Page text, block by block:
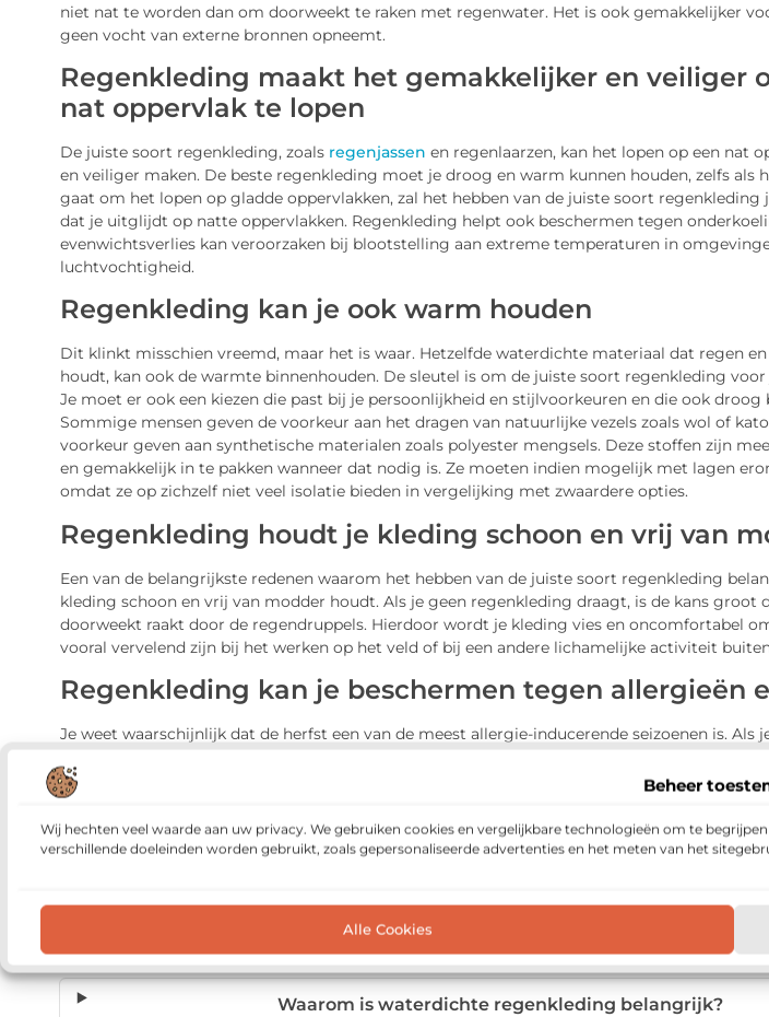
Beheer
Wij hechten veel waarde aan uw privacy. We gebruiken cookies en vergelijkbare technologieën om te
verschillende doeleinden worden gebruikt, zoals gepersonaliseerde advertenties en het meten van het
Alle Cookies
niet nat te worden dan om doorweekt te raken met regenwater. Het is ook gemakkelijker
geen vocht van externe bronnen opneemt.
Regenkleding maakt het gemakkelijker en veiliger
nat oppervlak te lopen
De juiste soort regenkleding, zoalsregenjassen en regenlaarzen, kan het lopen op een nat
en veiliger maken. De beste regenkleding moet je droog en warm kunnen houden, zelfs als
gaat om het lopen op gladde oppervlakken, zal het hebben van de juiste soort regenkleding
dat je uitglijdt op natte oppervlakken. Regenkleding helpt ook beschermen tegen
evenwichtsverlies kan veroorzaken bij blootstelling aan extreme temperaturen in
luchtvochtigheid.
Regenkleding kan je ook warm houden
Dit klinkt misschien vreemd, maar het is waar. Hetzelfde waterdichte materiaal dat regen
houdt, kan ook de warmte binnenhouden. De sleutel is om de juiste soort regenkleding voor
Je moet er ook een kiezen die past bij je persoonlijkheid en stijlvoorkeuren en die ook
Sommige mensen geven de voorkeur aan het dragen van natuurlijke vezels zoals wol of
voorkeur geven aan synthetische materialen zoals polyester mengsels. Deze stoffen zijn
en gemakkelijk in te pakken wanneer dat nodig is. Ze moeten indien mogelijk met lagen
omdat ze op zichzelf niet veel isolatie bieden in vergelijking met zwaardere opties.
Regenkleding houdt je kleding schoon en vrij van
Een van de belangrijkste redenen waarom het hebben van de juiste soort regenkleding
kleding schoon en vrij van modder houdt. Als je geen regenkleding draagt, is de kans groot
doorweekt raakt door de regendruppels. Hierdoor wordt je kleding vies en oncomfortabel
vooral vervelend zijn bij het werken op het veld of bij een andere lichamelijke activiteit
Regenkleding kan je beschermen tegen allergieën
Je weet waarschijnlijk dat de herfst een van de meest allergie-inducerende seizoenen is. Als
verontreinigingen, maar ook tegen koude temperaturen en direct zonlicht.
Waarom is waterdichte regenkleding belangrijk?